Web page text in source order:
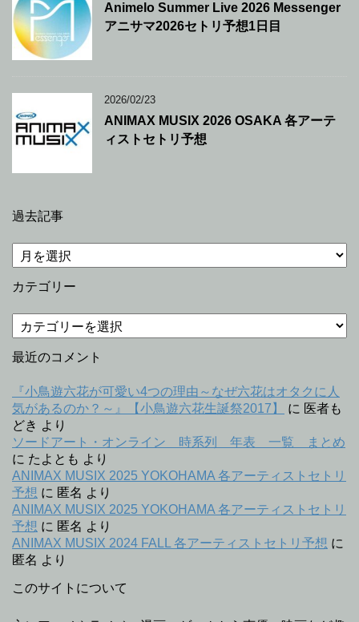
Animelo Summer Live 2026 Messenger
アニサマ2026セトリ予想1日目
2026/02/23
ANIMAX MUSIX 2026 OSAKA 各アーテ
ィストセトリ予想
過去記事
過
去
記
カテゴリー
テ
ゴ
ー
最近のコメント
『小鳥遊六花が可愛い4つの理由～なぜ六花はオタクに人
気があるのか？～』【小鳥遊六花生誕祭2017】
に 医者も
どき より
ソードアート・オンライン 時系列 年表 一覧 まとめ
に たよとも より
ANIMAX MUSIX 2025 YOKOHAMA 各アーティストセトリ
予想 に 匿名 より
ANIMAX MUSIX 2025 YOKOHAMA 各アーティストセトリ
予想 に 匿名 より
ANIMAX MUSIX 2024 FALL 各アーティストセトリ予想 に
匿名 より
このサイトについて